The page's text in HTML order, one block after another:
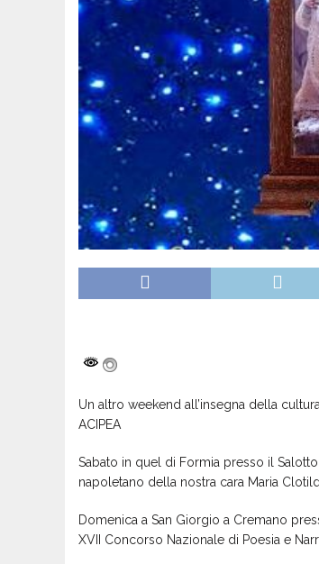
Un altro weekend all’insegna della
ACIPEA
Sabato in quel di Formia presso il
napoletano della nostra cara Maria
Domenica a San Giorgio a Cremano
XVII Concorso Nazionale di Poesia e